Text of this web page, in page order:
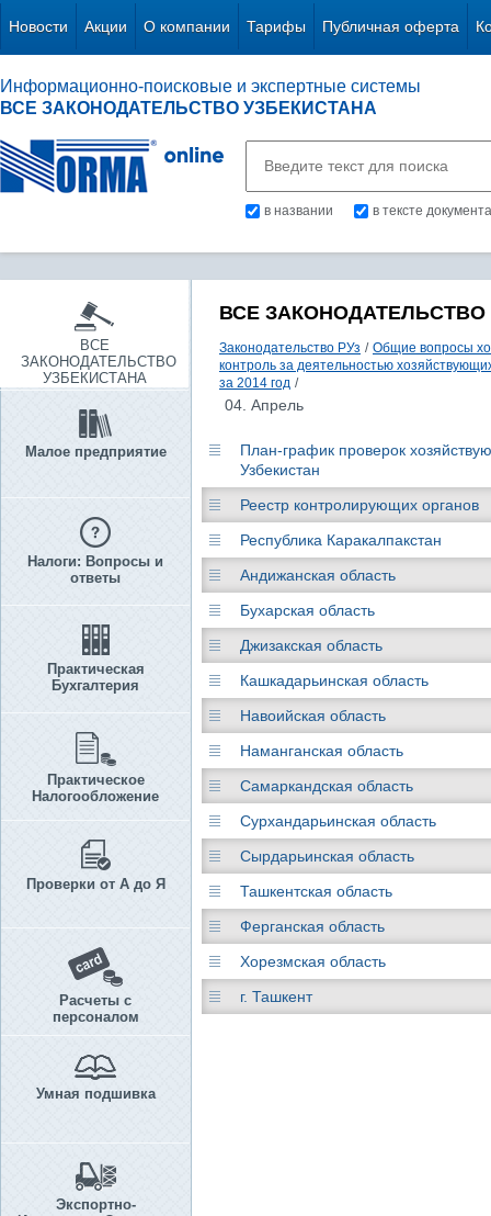
Новости Акции О компании Тарифы Публичная оферта
Информационно-поисковые и экспертные системы
ВСЕ ЗАКОНОДАТЕЛЬСТВО УЗБЕКИСТАНА
в названии в тексте документа
ВСЕ
ЗАКОНОДАТЕЛЬСТВО
УЗБЕКИСТАНА
Малое предприятие
Налоги: Вопросы и
ответы
Практическая
Бухгалтерия
Практическое
Налогообложение
Проверки от А до Я
Расчеты с
персоналом
Умная подшивка
Экспортно-
ВСЕ ЗАКОНОДАТЕЛЬСТВО
Законодательство РУз / Общие вопросы
контроль за деятельностью
за 2014 год /
04. Апрель
План-график проверок
Узбекистан
Реестр контролирующих органов
Республика Каракалпакстан
Андижанская область
Бухарская область
Джизакская область
Кашкадарьинская область
Навоийская область
Наманганская область
Самаркандская область
Сурхандарьинская область
Сырдарьинская область
Ташкентская область
Ферганская область
Хорезмская область
г. Ташкент